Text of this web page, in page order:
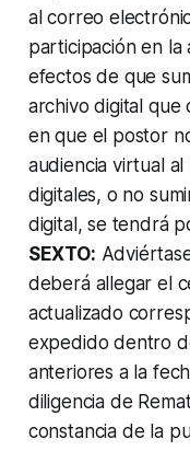
al correo
participación en la
efectos de que
archivo digital
en que el postor
audiencia virtual
digitales, o no
digital, se tendrá
SEXTO:
deberá allegar el
actualizado
expedido dentro
anteriores a la
diligencia de
constancia de la